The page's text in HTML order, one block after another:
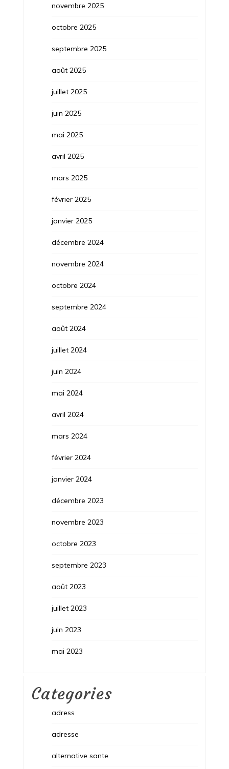
novembre 2025
octobre 2025
septembre 2025
août 2025
juillet 2025
juin 2025
mai 2025
avril 2025
mars 2025
février 2025
janvier 2025
décembre 2024
novembre 2024
octobre 2024
septembre 2024
août 2024
juillet 2024
juin 2024
mai 2024
avril 2024
mars 2024
février 2024
janvier 2024
décembre 2023
novembre 2023
octobre 2023
septembre 2023
août 2023
juillet 2023
juin 2023
mai 2023
Categories
adress
adresse
alternative sante